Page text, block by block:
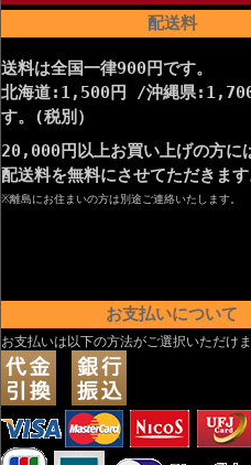
配送料
送料は全国一律900円です。
北海道:1,500円 /沖縄県:1,700
す。(税別）
20,000円以上お買い上げの方に
配送料を無料にさせてただきます
※離島にお住まいの方は別途ご連絡いたします。
お支払いについて
お支払いは以下の方法がご選択いただけ